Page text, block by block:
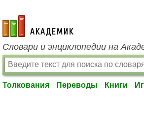
academic.ru
Словари и энциклопедии на
Толкования Переводы Книги